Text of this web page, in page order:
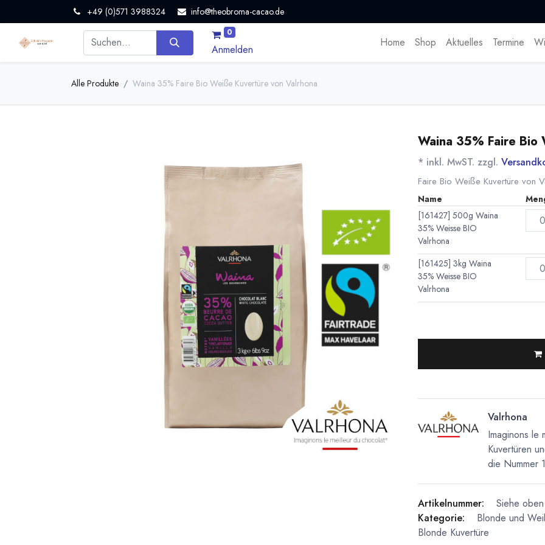
+49 (0)571 3988324 info@theobroma-cacao.de
0
Anmelden
Home Shop Aktuelles Termine
Alle Produkte Waina 35% Faire Bio Weiße Kuvertüre von Valrhona
Waina 35% Faire Bio
* inkl. MwST. zzgl.
Faire Bio Weiße Kuvertüre von
Name
[161427] 500g Waina
35% Weisse BIO
Valrhona
[161425] 3kg Waina
35% Weisse BIO
Valrhona
Valrhona
Imaginons le
Kuvertüren
die Nummer
Artikelnummer:
Siehe
Kategorie:
Blonde und
Blonde Kuvertüre